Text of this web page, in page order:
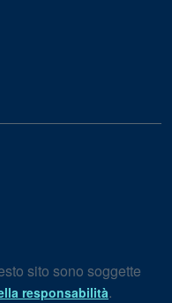
sito sono soggette
responsabilità.